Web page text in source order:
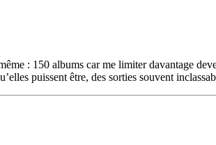
: 150 albums car me limiter davantage
puissent être, des sorties souvent